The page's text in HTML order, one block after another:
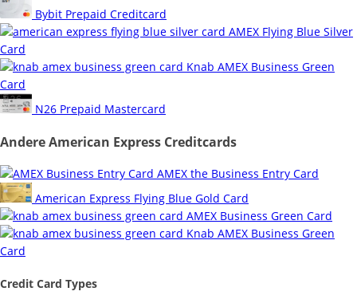
Bybit Prepaid Creditcard
AMEX Flying Blue Silver
Card
Knab AMEX Business Green
Card
N26 Prepaid Mastercard
Andere American Express Creditcards
AMEX the Business Entry Card
American Express Flying Blue Gold Card
AMEX Business Green Card
Knab AMEX Business Green
Card
Credit Card Types